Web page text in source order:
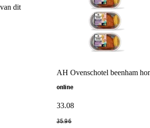
dit
AH Ovenschotel beenham
online
33.08
35.96